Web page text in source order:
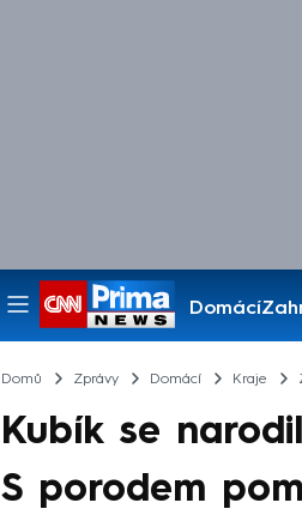
Domácí
Pořady
Domů Zprávy Domácí Kraje
Kubík se
S porodem